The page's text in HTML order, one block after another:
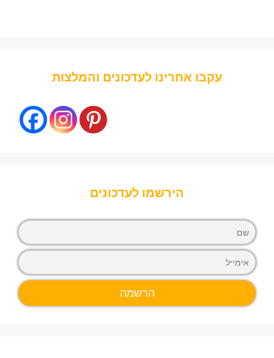
עקבו אחרינו לעדכונים והמלצות
הירשמו לעדכונים